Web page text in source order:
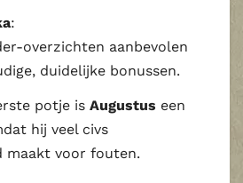
:
aanbevolen
duidelijke bonussen.
potje is Augustus een
hij veel civs
maakt voor fouten.